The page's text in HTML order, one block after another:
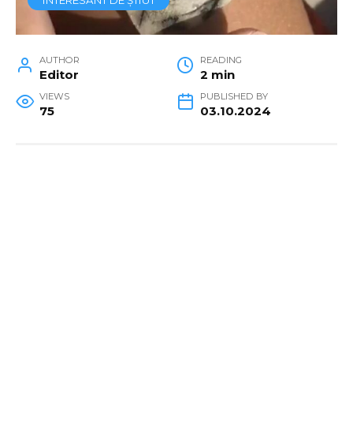
AUTHOR
Editor
READING
2 min
VIEWS
75
PUBLISHED BY
03.10.2024